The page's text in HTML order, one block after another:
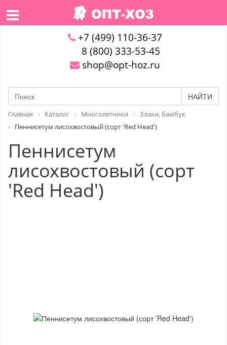
+7 (499) 110-36-37
8 (800) 333-53-45
shop@opt-hoz.ru
НАЙТИ
Главная Каталог Многолетники
Злаки, бамбук
Пеннисетум лисохвостовый (сорт 'Red Head')
Пеннисетум
лисохвостовый (сорт
'Red Head')